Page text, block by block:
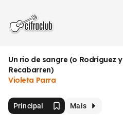
Un rio de sangre (o Rodríguez y
Recabarren)
Violeta Parra
Principal Mais